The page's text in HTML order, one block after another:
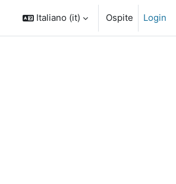
Italiano ‎(it)‎ Ospite Login